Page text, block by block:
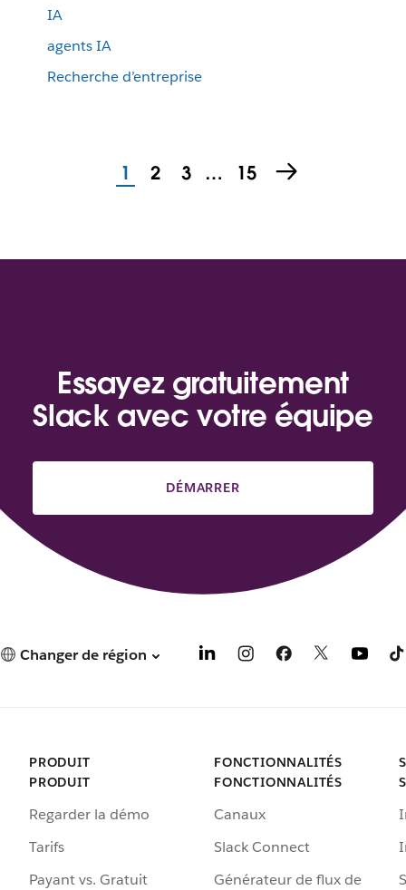
IA
agents IA
Recherche d’entreprise
1 2 3 … 15
Essayez gratuitement
Slack avec votre équipe
DÉMARRER
Changer de région
PRODUIT
PRODUIT
Regarder la démo
Tarifs
Payant vs. Gratuit
FONCTIONNALITÉS
FONCTIONNALITÉS
Canaux
Slack Connect
Générateur de flux de